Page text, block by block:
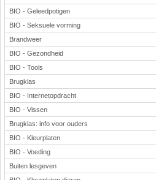
BIO - Geleedpotigen
BIO - Seksuele vorming
Brandweer
BIO - Gezondheid
BIO - Tools
Brugklas
BIO - Internetopdracht
BIO - Vissen
Brugklas: info voor ouders
BIO - Kleurplaten
BIO - Voeding
Buiten lesgeven